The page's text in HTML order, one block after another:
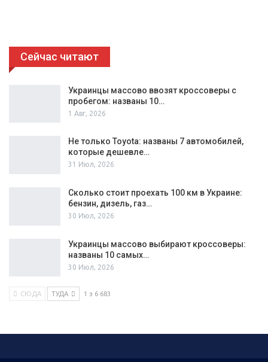
Сейчас читают
Украинцы массово ввозят кроссоверы с
пробегом: названы 10…
1 Авг, 2026
Не только Toyota: названы 7 автомобилей,
которые дешевле…
31 Июл, 2026
Сколько стоит проехать 100 км в Украине:
бензин, дизель, газ…
30 Июл, 2026
Украинцы массово выбирают кроссоверы:
названы 10 самых…
30 Июл, 2026
СЮДА ТУДА 1 з 6 683